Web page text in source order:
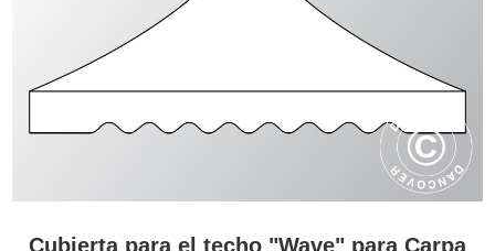
Cubierta para el techo "Wave" para Carpa